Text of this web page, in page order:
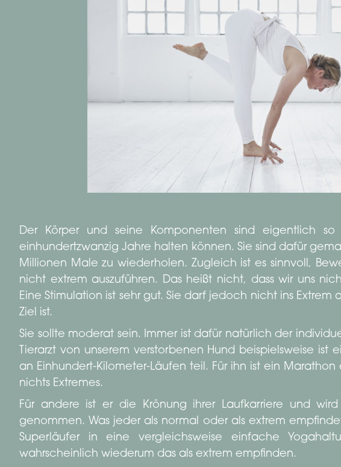
Der Körper und seine Komponenten sind eigentlich so
einhundertzwanzig Jahre halten können. Sie sind dafür
Millionen Male zu wiederholen. Zugleich ist es sinnvoll,
nicht extrem auszuführen. Das heißt nicht, dass wir uns
Eine Stimulation ist sehr gut. Sie darf jedoch nicht ins
Ziel ist.
Sie sollte moderat sein. Immer ist dafür natürlich der
Tierarzt von unserem verstorbenen Hund beispielsweise ist
an Einhundert-Kilometer-Läufen teil. Für ihn ist ein Marathon
nichts Extremes.
Für andere ist er die Krönung ihrer Laufkarriere und
genommen. Was jeder als normal oder als extrem
Superläufer in eine vergleichsweise einfache
wahrscheinlich wiederum das als extrem empfinden.